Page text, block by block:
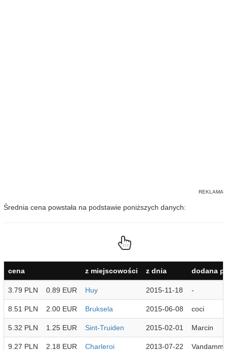
Średnia cena powstała na podstawie poniższych danych:
cena z miejscowości z dnia dodana
3.79 PLN 0.89 EUR Huy 2015-11-18 -
8.51 PLN 2.00 EUR Bruksela 2015-06-08 coci
5.32 PLN 1.25 EUR Sint-Truiden 2015-02-01 Marcin
9.27 PLN 2.18 EUR Charleroi 2013-07-22